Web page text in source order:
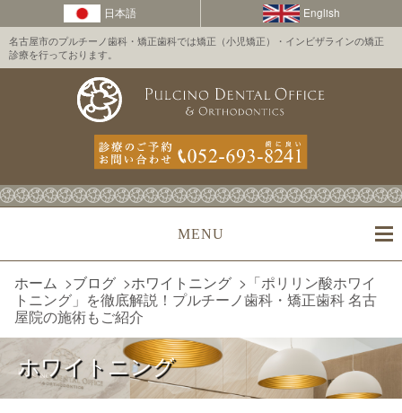
名古屋市のプルチーノ歯科・矯正歯科では矯正（小児矯正）・インビザラインの矯正
診療を行っております。
MENU
ホーム >ブログ >ホワイトニング > 「ポリリン酸ホワイ
トニング」を徹底解説！プルチーノ歯科・矯正歯科 名古
屋院の施術もご紹介
ホワイトニング